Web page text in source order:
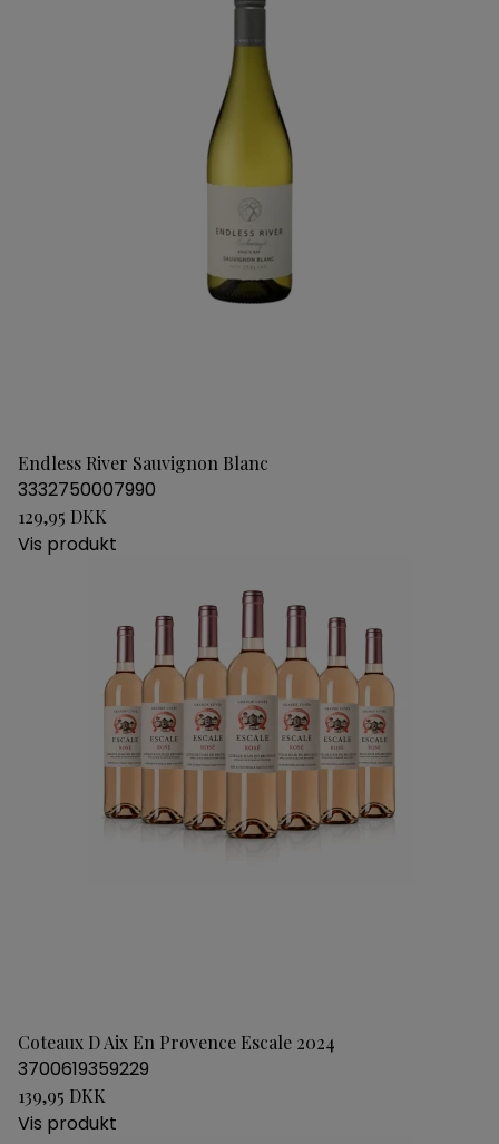
Endless River Sauvignon Blanc
3332750007990
129,95 DKK
Vis produkt
Coteaux D Aix En Provence Escale 2024
3700619359229
139,95 DKK
Vis produkt